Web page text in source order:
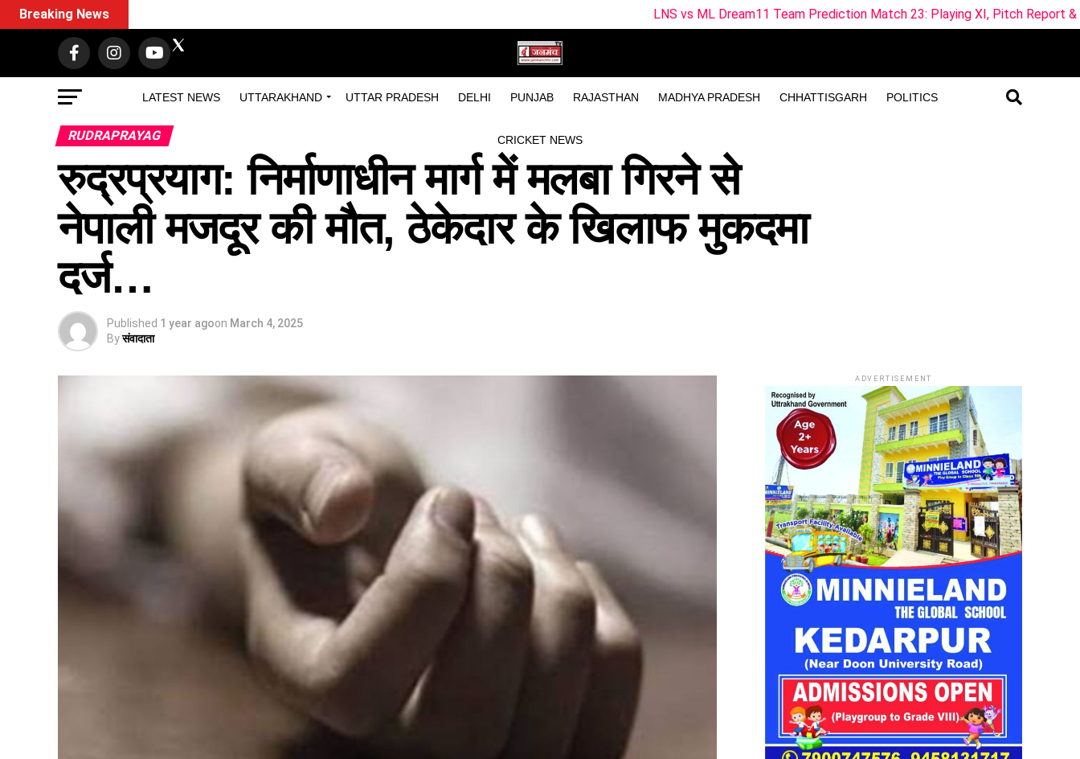
LATEST NEWS UTTARAKHAND UTTAR PRADESH DELHI PUNJAB RAJASTHAN MADHYA PRADESH CHHATTISGARH POLITICS
CRICKET NEWS
Breaking News LNS vs ML Dream11 Team Prediction Match 23: Playing XI, Pitch Report & Fantasy Tips in
RUDRAPRAYAG
रुद्रप्रयाग: निर्माणाधीन मार्ग में मलबा गिरने से
नेपाली मजदूर की मौत, ठेकेदार के खिलाफ मुकदमा
दर्ज…
Published 1 year agoon March 4, 2025
Byसंवादाता
ADVERTISEMENT